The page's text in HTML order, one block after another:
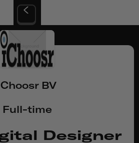
BV
Full-time
Designer